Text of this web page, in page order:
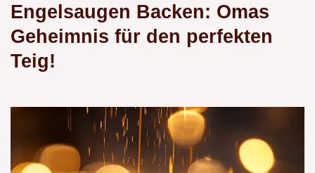
Engelsaugen Backen: Omas
Geheimnis für den perfekten
Teig!